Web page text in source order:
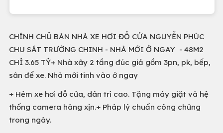
CHÍNH CHỦ BÁN NHÀ XE HƠI ĐỖ CỬA NGUYỄN PHÚC
CHU SÁT TRƯỜNG CHINH - NHÀ MỚI Ở NGAY - 48M2
CHỈ 3.65 TỶ+ Nhà xây 2 tầng đúc giả gồm 3pn, pk, bếp,
sân để xe. Nhà mới tinh vào ở ngay
+ Hẻm xe hơi đỗ cửa, dân trí cao. Tặng máy giặt và hệ
thống camera hàng xịn.+ Pháp lý chuẩn công chứng
trong ngày.